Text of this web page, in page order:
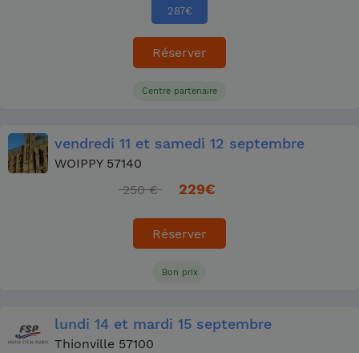
287€
Réserver
Centre partenaire
vendredi 11 et samedi 12 septembre
WOIPPY 57140
250 €
229€
Réserver
Bon prix
lundi 14 et mardi 15 septembre
Thionville 57100